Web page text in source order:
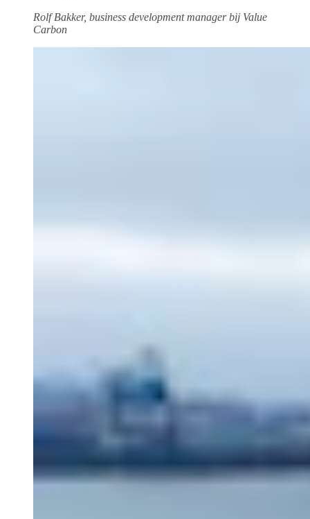
Rolf Bakker, business development manager bij Value
Carbon